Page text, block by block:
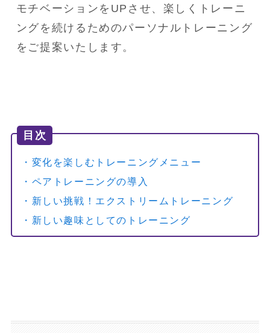
モチベーションをUPさせ、楽しくトレーニ
ングを続けるためのパーソナルトレーニング
目次
・変化を楽しむトレーニングメニュー
・ペアトレーニングの導入
・新しい挑戦！エクストリームトレーニング
・新しい趣味としてのトレーニング